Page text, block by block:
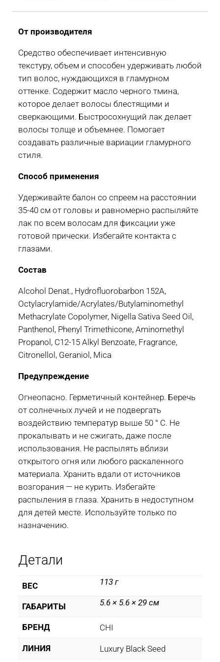
От производителя
Средство обеспечивает интенсивную
текстуру, объем и способен удерживать любой
тип волос, нуждающихся в гламурном
оттенке. Содержит масло черного тмина,
которое делает волосы блестящими и
сверкающими. Быстросохнущий лак делает
волосы толще и объемнее. Помогает
создавать различные вариации гламурного
стиля.
Способ применения
Удерживайте балон со спреем на расстоянии
35-40 см от головы и равномерно распыляйте
лак по всем волосам для фиксации уже
готовой прически. Избегайте контакта с
глазами.
Состав
Alcohol Denat., Hydrofluorobarbon 152A,
Octylacrylamide/Acrylates/Butylaminomethyl
Methacrylate Copolymer, Nigella Sativa Seed Oil,
Panthenol, Phenyl Trimethicone, Aminomethyl
Propanol, C12-15 Alkyl Benzoate, Fragrance,
Citronellol, Geraniol, Mica
Предупреждение
Огнеопасно. Герметичный контейнер. Беречь
от солнечных лучей и не подвергать
воздействию температур выше 50 ° C. Не
прокалывать и не сжигать, даже после
использования. Не распылять вблизи
открытого огня или любого раскаленного
материала. Хранить вдали от источников
возгорания — не курить. Избегайте
распыления в глаза. Хранить в недоступном
для детей месте. Используйте только по
назначению.
Детали
ВЕС 113 г
ГАБАРИТЫ 5.6 × 5.6 × 29 см
БРЕНД CHI
ЛИНИЯ Luxury Black Seed